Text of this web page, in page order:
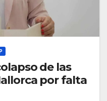
de las
por falta